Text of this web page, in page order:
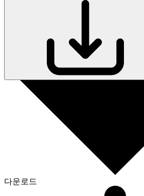
다운로드